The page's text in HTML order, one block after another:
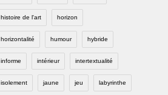
histoire de l'art horizon
horizontalité humour hybride
informe intérieur intertextualité
isolement jaune jeu labyrinthe